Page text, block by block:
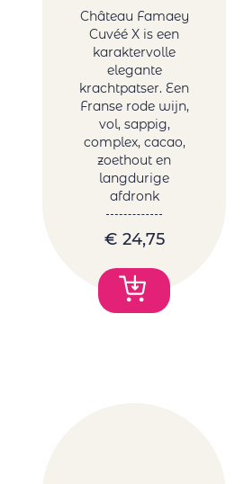
Château Famaey
Cuvéé X is een
karaktervolle
elegante
krachtpatser. Een
Franse rode wijn,
vol, sappig,
complex, cacao,
zoethout en
langdurige
afdronk
€ 24,75